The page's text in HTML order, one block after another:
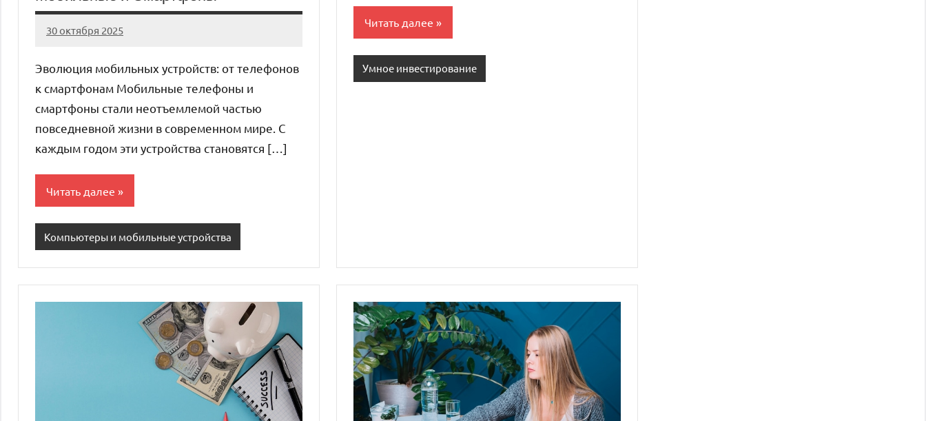
30 октября 2025
auto_motorss
Нет
Эволюция мобильных устройств: от телефонов
к смартфонам Мобильные телефоны и
смартфоны стали неотъемлемой частью
повседневной жизни в современном мире. С
каждым годом эти устройства становятся […]
Читать далее
Компьютеры и мобильные устройства
Читать далее
Умное инвестирование